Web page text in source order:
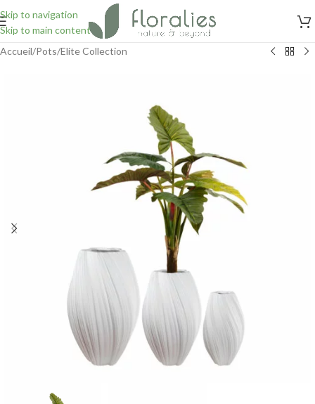
Skip to navigation
Skip to main content
Accueil/Pots/Elite Collection